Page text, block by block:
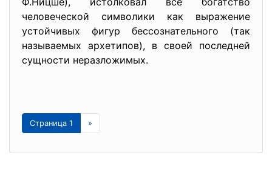
человеческой символики как выражение
устойчивых фигур бессознательного (так
называемых архетипов), в своей последней
сущности неразложимых.
Страница 1 »